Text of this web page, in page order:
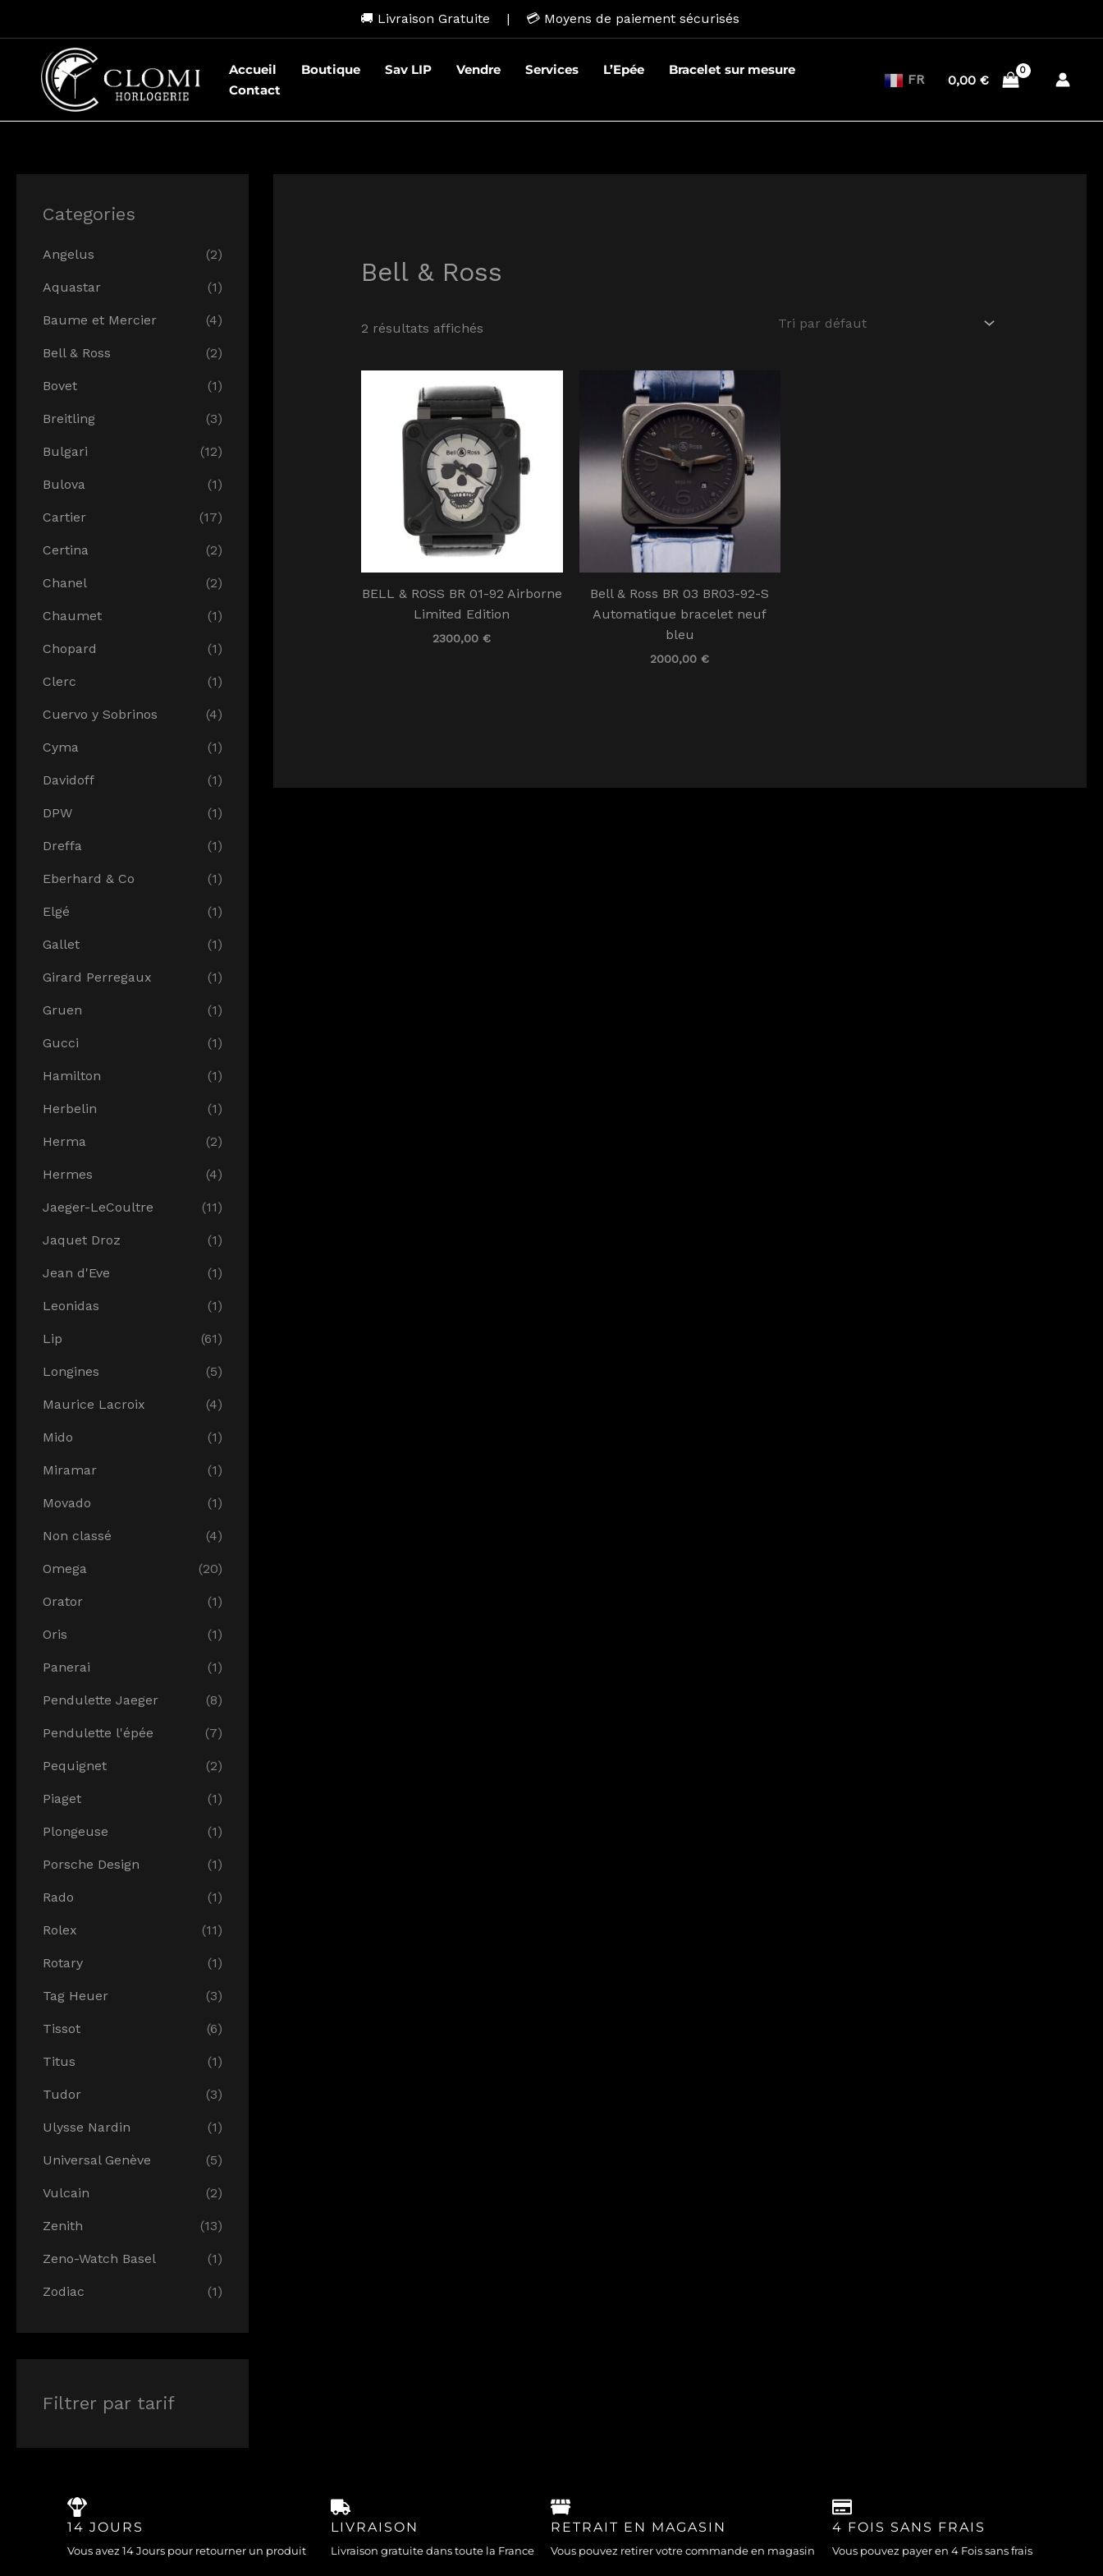
contenu
🚚 Livraison Gratuite | 💳 Moyens de paiement sécurisés
Accueil Boutique Sav LIP Vendre Services L’Epée
Bracelet sur mesure
Contact
FR 0,00 €
Categories
Angelus (2)
Aquastar (1)
Baume et Mercier (4)
Bell & Ross (2)
Bovet (1)
Breitling (3)
Bulgari (12)
Bulova (1)
Cartier (17)
Certina (2)
Chanel (2)
Chaumet (1)
Chopard (1)
Clerc (1)
Cuervo y Sobrinos (4)
Cyma (1)
Davidoff (1)
DPW (1)
Dreffa (1)
Eberhard & Co (1)
Elgé (1)
Gallet (1)
Girard Perregaux (1)
Gruen (1)
Gucci (1)
Hamilton (1)
Herbelin (1)
Herma (2)
Hermes (4)
Jaeger-LeCoultre (11)
Jaquet Droz (1)
Jean d'Eve (1)
Leonidas (1)
Lip (61)
Longines (5)
Maurice Lacroix (4)
Mido (1)
Miramar (1)
Movado (1)
Non classé (4)
Omega (20)
Orator (1)
Oris (1)
Panerai (1)
Pendulette Jaeger (8)
Pendulette l'épée (7)
Pequignet (2)
Piaget (1)
Plongeuse (1)
Porsche Design (1)
Rado (1)
Rolex (11)
Rotary (1)
Tag Heuer (3)
Tissot (6)
Titus (1)
Tudor (3)
Ulysse Nardin (1)
Universal Genève (5)
Vulcain (2)
Zenith (13)
Zeno-Watch Basel (1)
Zodiac (1)
Filtrer par tarif
Bell & Ross
2 résultats affichés
BELL & ROSS BR 01-92 Airborne
Limited Edition
2300,00€
Bell & Ross BR 03 BR03-92-S
Automatique bracelet neuf
bleu
2000,00€
14 JOURS
Vous avez 14 Jours pour retourner un produit
LIVRAISON
Livraison gratuite dans toute la France
RETRAIT EN MAGASIN
Vous pouvez retirer votre commande en magasin
4 FOIS SANS FRAIS
Vous pouvez payer en 4 Fois sans frais